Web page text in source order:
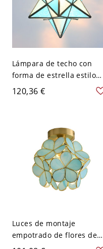
Lámpara de techo con
forma de estrella estilo
moderno, vidrio, 1 luz,
iluminación de techo para
120,36 €
Luces de montaje
empotrado de flores de
vidrio estilo moderno 1